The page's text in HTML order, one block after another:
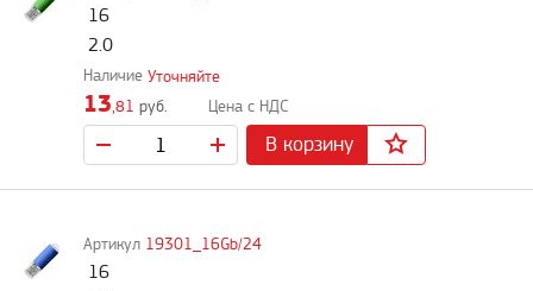
16
2.0
Уточняйте
13,81 руб.
В корзину
19301_16Gb/24
16